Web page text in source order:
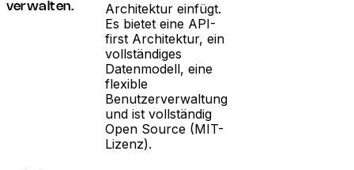
verwalten.
Architektur einfügt.
Es bietet eine API-
first Architektur, ein
vollständiges
Datenmodell, eine
flexible
Benutzerverwaltung
und ist vollständig
Open Source (MIT-
Lizenz).